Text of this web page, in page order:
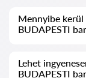
jogászokról, nem
lehetőség
Mennyibe kerül
BUDAPESTI
kezdődik és felfelé
Lehet
BUDAPESTI